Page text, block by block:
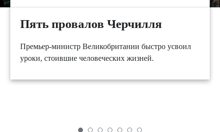
Пять провалов Черчилля
Премьер-министр Великобритании быстро усвоил
уроки, стоившие человеческих жизней.